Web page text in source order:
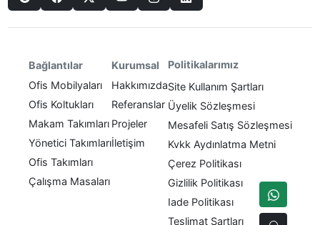
Bağlantılar
Ofis Mobilyaları
Ofis Koltukları
Makam Takımları
Yönetici Takımları
Ofis Takımları
Çalışma Masaları
Kurumsal
Hakkımızda
Referanslar
Projeler
İletişim
Politikalarımız
Site Kullanım Şartları
Üyelik Sözleşmesi
Mesafeli Satış Sözleşmesi
Kvkk Aydınlatma Metni
Çerez Politikası
Gizlilik Politikası
Iade Politikası
Teslimat Şartları